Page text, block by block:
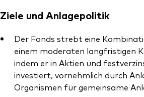
Ziele und Anlagepolitik
Der Fonds strebt eine
einem moderaten langfristigen
indem er in Aktien und
investiert, vornehmlich durch
Organismen für gemeinsame